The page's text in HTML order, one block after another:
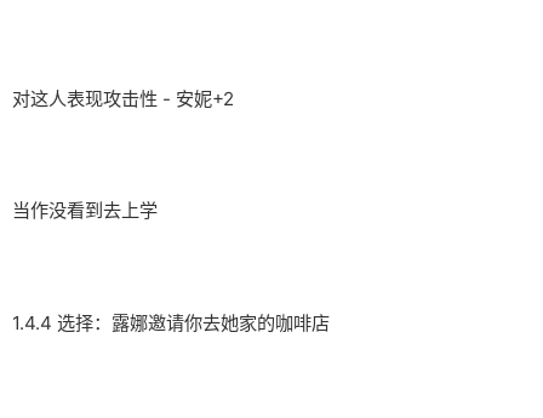
对这人表现攻击性 - 安妮+2
当作没看到去上学
1.4.4 选择：露娜邀请你去她家的咖啡店